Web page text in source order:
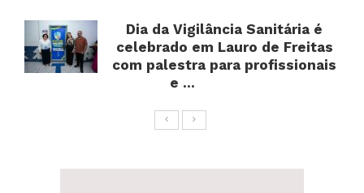
Dia da Vigilância Sanitária é
celebrado em Lauro de Freitas
com palestra para profissionais
e ...